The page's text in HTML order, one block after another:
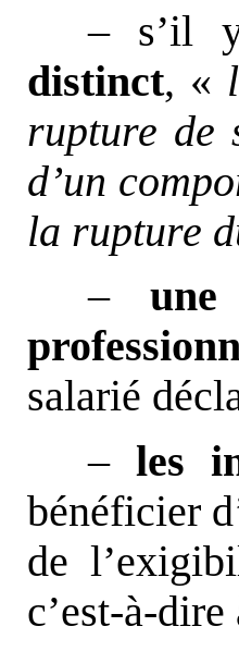
– s’il
distinct, «
rupture de
d’un
la rupture
– une
salarié
– les
bénéficier
de
c’est-à-